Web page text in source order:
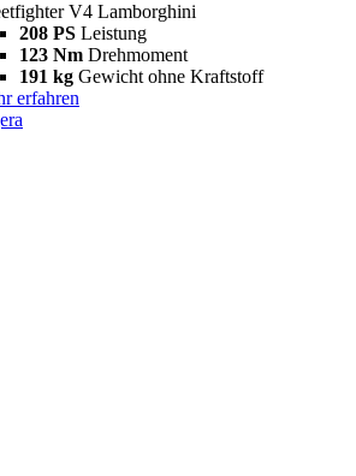
V4 Lamborghini
208 PS Leistung
123 Nm Drehmoment
191 kg Gewicht ohne Kraftstoff
erfahren